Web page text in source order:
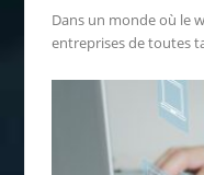
Dans un monde où le
entreprises de toutes